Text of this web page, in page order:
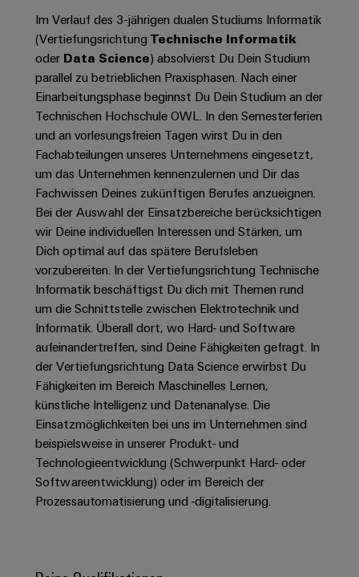
Gebäudeinfrastruktur
Lösungen
für
die
spezifischen
Anforderungen
in
der
Gebäudeinfrastruktur
Gerätehersteller
Innovative
Verbindungslösungen
Geräte
Konventionelle
Energieerzeugung
Zukunftssicherheit
für
bewährte
Energieerzeugung
Maschinenbau
Lösungen
für
verschiedene
Segmente
der
Maschinen
Building
Smart
Metering
Weidmüller
Configurator
Workplace
Solutions
Systeme
und
Lösungen
Dezentrale
Automatisierung
Energiemanagement-
Lösungen
IIoT
&
Automation
Software
Industrial
Elektronik
Koppelrelais
&
Halbleiterrelais
Trennverstärker
und
Messumformer
Stromversorgungen
Elektronikgehäuse
Blitz-
und
Überspannungsschutz
PV
Generatoranschlusskasten
Feldbusverteiler
Automatisierung
&
Software
PCB
Connector
Services
Akkreditiertes
Labor
Support
Technischer
Support
Umweltbezogene
Produktkonformität
Engineering
Daten
Technische
Produktkataloge
Reparatur
und
Ersatzteile
Webshop
Preisliste
Kataloganforderung
Länder
Management
Informationen
und
Zertifikate
Presse
Unternehmensmeldungen
Fachpressemeldungen
Pressekontakt
Unsere
Partner
IIoT
and
Automation
Partner
Netzwerk
und
Schüler
Ausbildung
Duales
Studium
Schülerpraktika
Erfolgreiche
Karrierewege
Offene
Ausbildungs-
und
Studienplätze
Veranstaltungen
Aktuelle
Termine
Workshops
für
Schulklassen
Im Verlauf des 3-jährigen dualen Studiums Informatik
(VertiefungsrichtungTechnische Informatik
oder Data Science) absolvierst Du Dein Studium
parallel zu betrieblichen Praxisphasen. Nach einer
Einarbeitungsphase beginnst Du Dein Studium an der
Technischen Hochschule OWL. In den Semesterferien
und an vorlesungsfreien Tagen wirst Du in den
Fachabteilungen unseres Unternehmens eingesetzt,
um das Unternehmen kennenzulernen und Dir das
Fachwissen Deines zukünftigen Berufes anzueignen.
Bei der Auswahl der Einsatzbereiche berücksichtigen
wir Deine individuellen Interessen und Stärken, um
Dich optimal auf das spätere Berufsleben
vorzubereiten. In der Vertiefungsrichtung Technische
Informatik beschäftigst Du dich mit Themen rund
um die Schnittstelle zwischen Elektrotechnik und
Informatik. Überall dort, wo Hard- und Software
aufeinandertreffen, sind Deine Fähigkeiten gefragt. In
der Vertiefungsrichtung Data Science erwirbst Du
Fähigkeiten im Bereich Maschinelles Lernen,
künstliche Intelligenz und Datenanalyse. Die
Einsatzmöglichkeiten bei uns im Unternehmen sind
beispielsweise in unserer Produkt- und
Technologieentwicklung (Schwerpunkt Hard- oder
Softwareentwicklung) oder im Bereich der
Prozessautomatisierung und -digitalisierung.